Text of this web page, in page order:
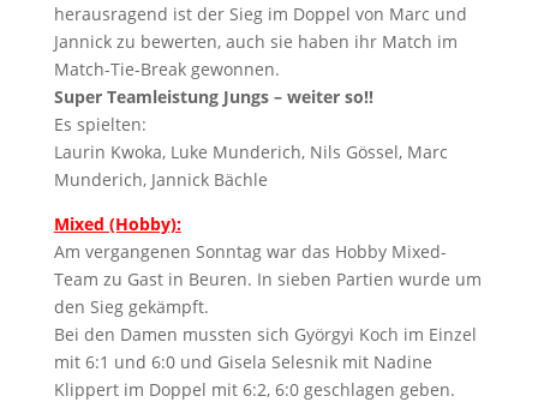
herausragend ist der Sieg im Doppel von Marc und
Jannick zu bewerten, auch sie haben ihr Match im
Match-Tie-Break gewonnen.
Super Teamleistung Jungs – weiter so!!
Es spielten:
Laurin Kwoka, Luke Munderich, Nils Gössel, Marc
Munderich, Jannick Bächle
Mixed (Hobby):
Am vergangenen Sonntag war das Hobby Mixed-
Team zu Gast in Beuren. In sieben Partien wurde um
den Sieg gekämpft.
Bei den Damen mussten sich Györgyi Koch im Einzel
mit 6:1 und 6:0 und Gisela Selesnik mit Nadine
Klippert im Doppel mit 6:2, 6:0 geschlagen geben.